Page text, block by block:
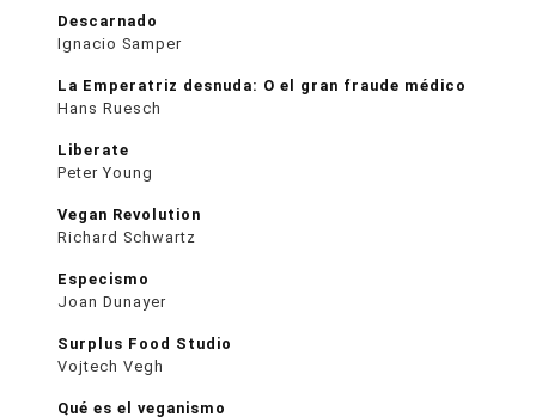
Descarnado
Ignacio Samper
La Emperatriz desnuda: O el gran fraude médico
Hans Ruesch
Liberate
Peter Young
Vegan Revolution
Richard Schwartz
Especismo
Joan Dunayer
Surplus Food Studio
Vojtech Vegh
Qué es el veganismo